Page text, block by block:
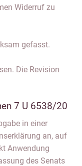
Widerruf zu
gefasst.
Die Revision
7 U 6538/20
in einer
an, auf
Anwendung
des Senats